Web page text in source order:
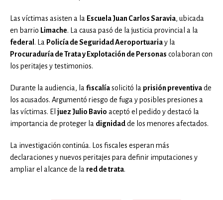
Las víctimas asisten a la Escuela Juan Carlos Saravia, ubicada
en barrio Limache. La causa pasó de la justicia provincial a la
federal . La Policía de Seguridad Aeroportuariay la
Procuraduría de Trata y Explotación de Personas colaboran con
los peritajes y testimonios.
Durante la audiencia, la fiscalíasolicitó la prisión preventivade
los acusados. Argumentó riesgo de fuga y posibles presiones a
las víctimas. El juez Julio Bavio aceptó el pedido y destacó la
importancia de proteger la dignidadde los menores afectados.
La investigación continúa. Los fiscales esperan más
declaraciones y nuevos peritajes para definir imputaciones y
ampliar el alcance de la red de trata.